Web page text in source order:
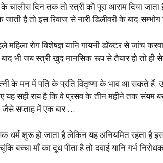
के चालीस दिन तक तो स्त्री को पूरा आराम दिया
है तो इस रिवाज से नारी डिलीवरी के बाद
महिला रोग विशेषज्ञ यानि गायनी डॉक्टर से जांच
भी जब स्त्री खुद मानसिक रूप से तैयार हो तो ही
के मन में पति के प्रति वितृष्णा के भाव आ सकते
यह सही राय है कि वे प्रसव के तीन महीने तक संयम
सप्ताह में एक बार …
धर्म शुरू हो जाता है लेकिन यह अनियमित रहता है
बच्चा माँ का दूध पीता है तो दवाई यानि गर्भ